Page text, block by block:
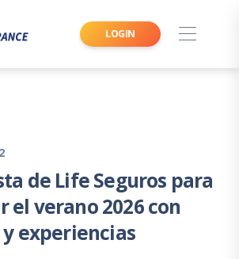
LOGIN
de Life Seguros para
el verano 2026 con
experiencias